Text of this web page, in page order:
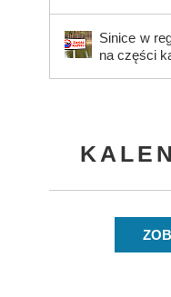
Sinice w
na części